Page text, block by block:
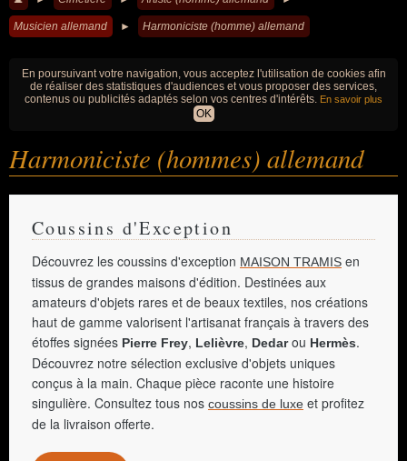
Musicien allemand ► Harmoniciste (homme) allemand
En poursuivant votre navigation, vous acceptez l'utilisation de cookies afin
de réaliser des statistiques d'audiences et vous proposer des services,
contenus ou publicités adaptés selon vos centres d'intérêts. En savoir plus
OK
Harmoniciste (hommes) allemand
Coussins d'Exception
Découvrez les coussins d'exception MAISON TRAMIS en
tissus de grandes maisons d'édition. Destinées aux
amateurs d'objets rares et de beaux textiles, nos créations
haut de gamme valorisent l'artisanat français à travers des
étoffes signées Pierre Frey, Lelièvre, Dedarou Hermès.
Découvrez notre sélection exclusive d'objets uniques
conçus à la main. Chaque pièce raconte une histoire
singulière. Consultez tous nos coussins de luxe et profitez
de la livraison offerte.